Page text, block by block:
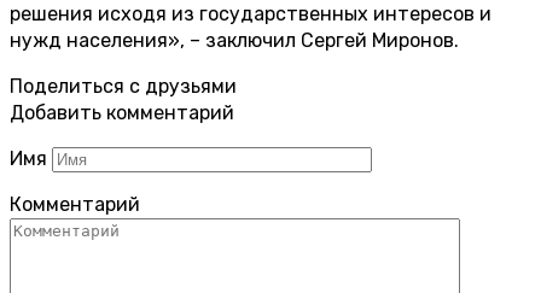
решения исходя из государственных интересов и
нужд населения», – заключил Сергей Миронов.
Поделиться с друзьями
Добавить комментарий
Имя
Комментарий